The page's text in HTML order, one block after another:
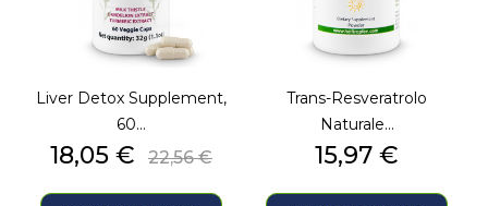
Liver Detox Supplement,
60...
Prezzo
18,05 € Prezzo
22,56 €
Trans-Resveratrolo
Naturale...
Prezzo
15,97 €